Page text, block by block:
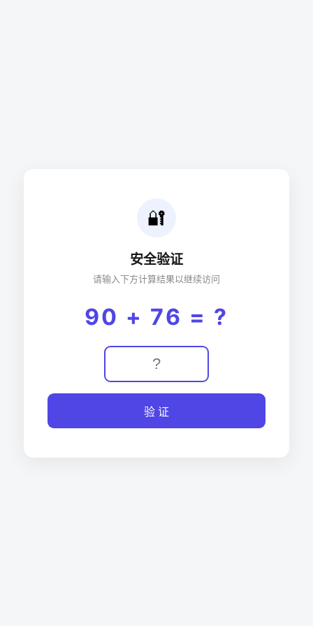
🔐
安全验证
请输入下方计算结果以继续访问
90 + 76 = ?
验 证